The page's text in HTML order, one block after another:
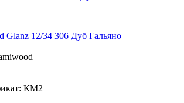
Glanz 12/34 306 Дуб Гальяно
КМ2